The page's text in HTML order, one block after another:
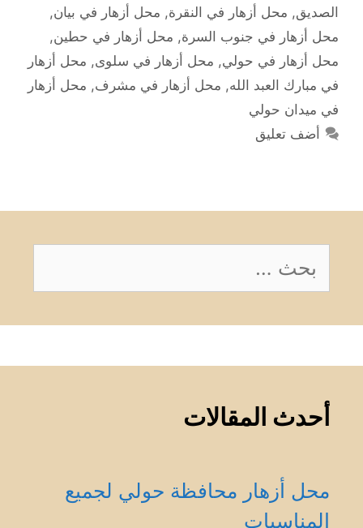
الصديق, محل أزهار في النقرة, محل أزهار في بيان,
محل أزهار في جنوب السرة, محل أزهار في حطين,
محل أزهار في حولي, محل أزهار في سلوى, محل أزهار
في مبارك العبد الله, محل أزهار في مشرف, محل أزهار
في ميدان حولي
أضف تعليق
البحث
عن:
أحدث المقالات
محل أزهار محافظة حولي لجميع
المناسبات